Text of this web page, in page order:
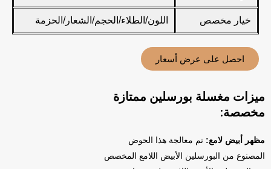
خيار مخصص اللون/الطلاء/الحجم/الشعار/الحزمة
احصل على عرض أسعار
ميزات مغسلة بورسلين ممتازة
مخصصة:
مظهر أبيض لامع: تم معالجة هذا الحوض
المصنوع من البورسلين الأبيض اللامع المخصص